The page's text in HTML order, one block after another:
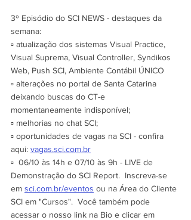
3º Episódio do SCI NEWS - destaques da
semana:
▫️ atualização dos sistemas Visual Practice,
Visual Suprema, Visual Controller, Syndikos
Web, Push SCI, Ambiente Contábil ÚNICO
▫️ alterações no portal de Santa Catarina
deixando buscas do CT-e
momentaneamente indisponível;
▫️ melhorias no chat SCI;
▫️ oportunidades de vagas na SCI - confira
aqui: vagas.sci.com.br
▫️  06/10 às 14h e 07/10 às 9h - LIVE de
Demonstração do SCI Report.  Inscreva-se
em sci.com.br/eventos ou na Área do Cliente
SCI em "Cursos".  Você também pode
acessar o nosso link na Bio e clicar em